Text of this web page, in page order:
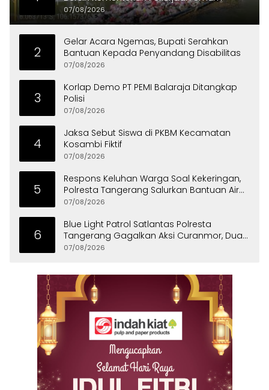
07/08/2026
2
Gelar Acara Ngemas, Bupati Serahkan
Bantuan Kepada Penyandang Disabilitas
07/08/2026
3
Korlap Demo PT PEMI Balaraja Ditangkap
Polisi
07/08/2026
4
Jaksa Sebut Siswa di PKBM Kecamatan
Kosambi Fiktif
07/08/2026
5
Respons Keluhan Warga Soal Kekeringan,
Polresta Tangerang Salurkan Bantuan Air
Bersih ke Panongan
07/08/2026
6
Blue Light Patrol Satlantas Polresta
Tangerang Gagalkan Aksi Curanmor, Dua
Pria Diamankan
07/08/2026